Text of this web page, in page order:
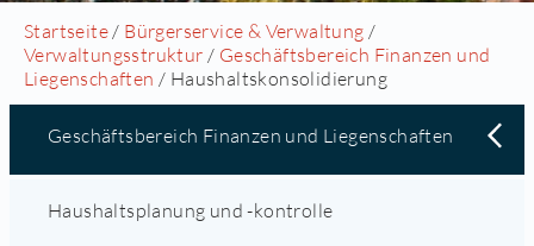
Startseite / Bürgerservice & Verwaltung /
Verwaltungsstruktur / Geschäftsbereich Finanzen und
Liegenschaften / Haushaltskonsolidierung
Geschäftsbereich Finanzen und Liegenschaften
Haushaltsplanung und -kontrolle